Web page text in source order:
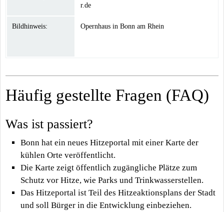
r.de
Bildhinweis: Opernhaus in Bonn am Rhein
Häufig gestellte Fragen (FAQ)
Was ist passiert?
Bonn hat ein neues Hitzeportal mit einer Karte der
kühlen Orte veröffentlicht.
Die Karte zeigt öffentlich zugängliche Plätze zum
Schutz vor Hitze, wie Parks und Trinkwasserstellen.
Das Hitzeportal ist Teil des Hitzeaktionsplans der Stadt
und soll Bürger in die Entwicklung einbeziehen.